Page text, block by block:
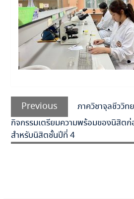
แนะแนว
เรื่อง
Previous
Previous
post:
ภาควิชาจุลชีววิท
กิจกรรมเตรียมความพร้อมของนิสิต
สำหรับนิสิตชั้นปีที่ 4